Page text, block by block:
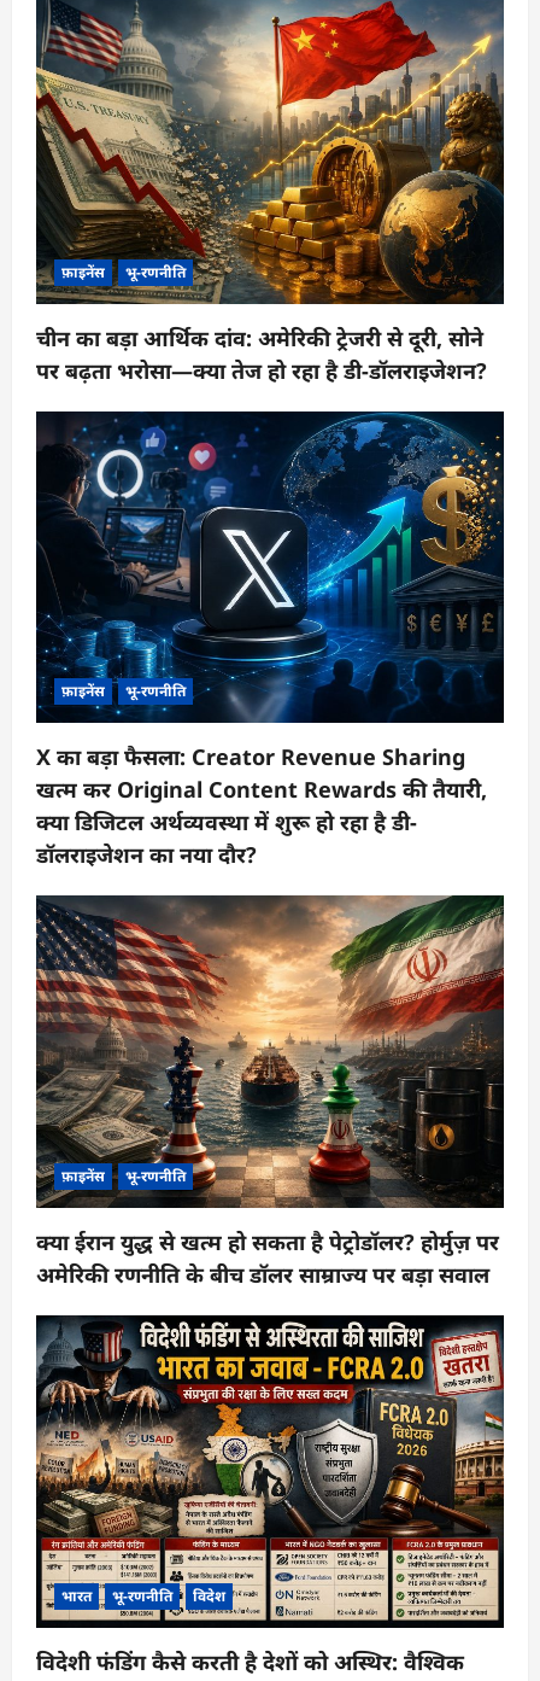
फ़ाइनेंस भू-रणनीति
चीन का बड़ा आर्थिक दांव: अमेरिकी ट्रेजरी से दूरी, सोने
पर बढ़ता भरोसा—क्या तेज हो रहा है डी-डॉलराइजेशन?
फ़ाइनेंस भू-रणनीति
X का बड़ा फैसला: Creator Revenue Sharing
खत्म कर Original Content Rewards की तैयारी,
क्या डिजिटल अर्थव्यवस्था में शुरू हो रहा है डी-
डॉलराइजेशन का नया दौर?
फ़ाइनेंस भू-रणनीति
क्या ईरान युद्ध से खत्म हो सकता है पेट्रोडॉलर? होर्मुज़ पर
अमेरिकी रणनीति के बीच डॉलर साम्राज्य पर बड़ा सवाल
भारत भू-रणनीति विदेश
विदेशी फंडिंग कैसे करती है देशों को अस्थिर: वैश्विक